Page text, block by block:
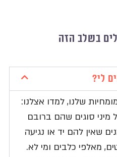
הזה
שלנו, למדו אצלנו:
סוגים שהם ברובם
להם יד או נגיעה
כלבים ומי לא.